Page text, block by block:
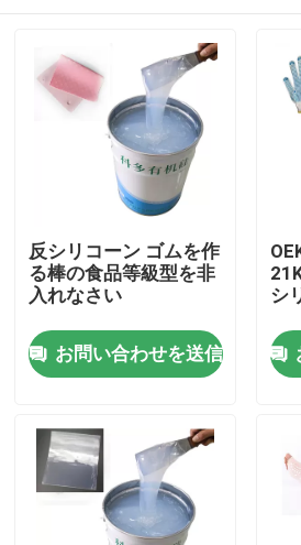
ホーム
接触
反シリコーン ゴムを作
る棒の食品等級型を非
入れなさい
お問い合わせを送信
シ